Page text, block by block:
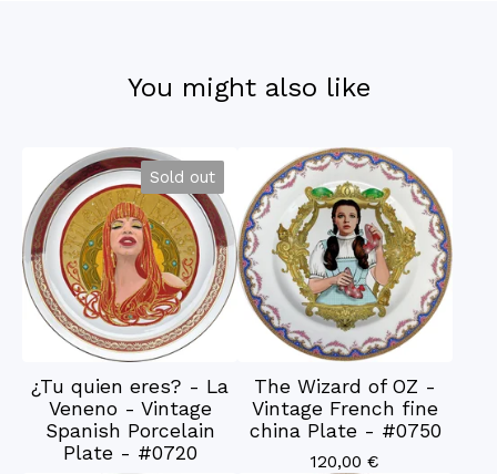
You might also like
Sold out
¿Tu quien eres? - La
Veneno - Vintage
Spanish Porcelain
Plate - #0720
The Wizard of OZ -
Vintage French fine
china Plate - #0750
120,00 €